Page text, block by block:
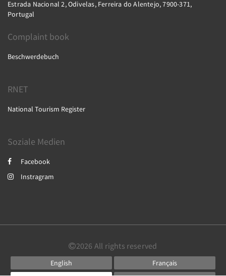
Estrada Nacional 2, Odivelas, Ferreira do Alentejo, 7900-371,
Portugal
Complaint book
Beschwerdebuch
RNET
National Tourism Register
Soziale Medien
Facebook
Instragram
2026 All rights reserved
English
Français